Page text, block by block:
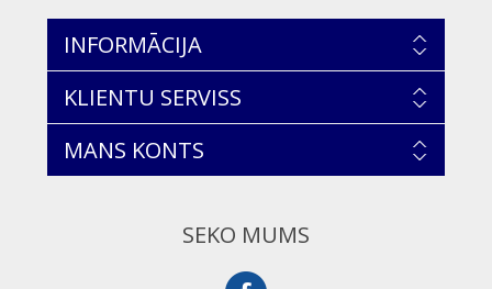
INFORMĀCIJA
KLIENTU SERVISS
MANS KONTS
SEKO MUMS